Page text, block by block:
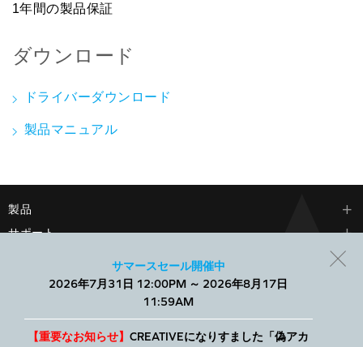
当社では、Webサイトでのエクスペリエンスを向上させ、パーソ
ナライズされたコンテンツを表示するために、小さなテキスト
ファイルであるCookieを使用します。すべてを許可することも、
個別に管理することもできます。
サマースセール開催中
2026年7月31日 12:00PM ～ 2026年8月17日
11:59AM
【重要なお知らせ】CREATIVEになりすました「偽アカ
1年間の製品保証
ダウンロード
ドライバーダウンロード
製品マニュアル
製品
サポート